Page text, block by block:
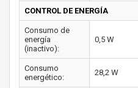
CONTROL DE ENERGÍA
Consumo de
energía
(inactivo):
0,5 W
Consumo
energético:
28,2 W